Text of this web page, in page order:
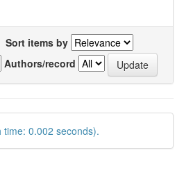
Sort items by
Authors/record
0.002 seconds).